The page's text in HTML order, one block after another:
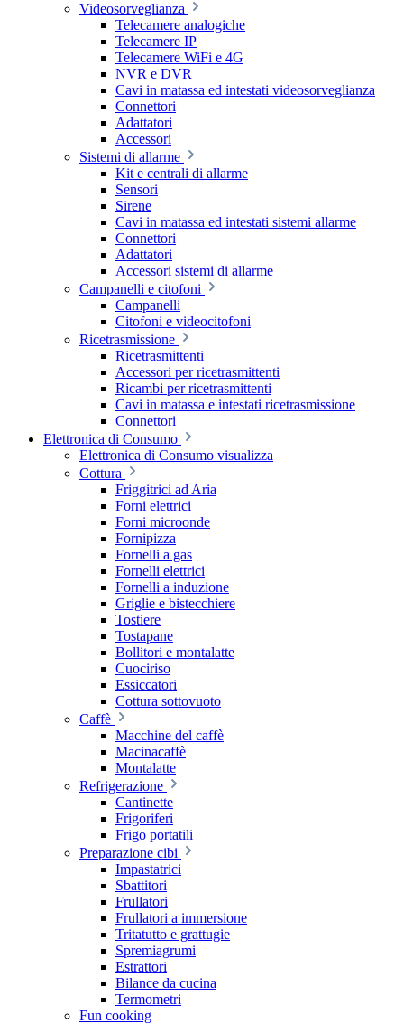
Videosorveglianza
Telecamere analogiche
Telecamere IP
Telecamere WiFi e 4G
NVR e DVR
Cavi in matassa ed intestati videosorveglianza
Connettori
Adattatori
Accessori
Sistemi di allarme
Kit e centrali di allarme
Sensori
Sirene
Cavi in matassa ed intestati sistemi allarme
Connettori
Adattatori
Accessori sistemi di allarme
Campanelli e citofoni
Campanelli
Citofoni e videocitofoni
Ricetrasmissione
Ricetrasmittenti
Accessori per ricetrasmittenti
Ricambi per ricetrasmittenti
Cavi in matassa e intestati ricetrasmissione
Connettori
Elettronica di Consumo
Elettronica di Consumo visualizza
Cottura
Friggitrici ad Aria
Forni elettrici
Forni microonde
Fornipizza
Fornelli a gas
Fornelli elettrici
Fornelli a induzione
Griglie e bistecchiere
Tostiere
Tostapane
Bollitori e montalatte
Cuociriso
Essiccatori
Cottura sottovuoto
Caffè
Macchine del caffè
Macinacaffè
Montalatte
Refrigerazione
Cantinette
Frigoriferi
Frigo portatili
Preparazione cibi
Impastatrici
Sbattitori
Frullatori
Frullatori a immersione
Tritatutto e grattugie
Spremiagrumi
Estrattori
Bilance da cucina
Termometri
Fun cooking